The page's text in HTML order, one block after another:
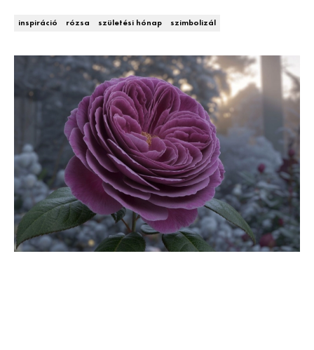
HÍRLEVÉL
inspiráció rózsa születési hónap szimbolizál